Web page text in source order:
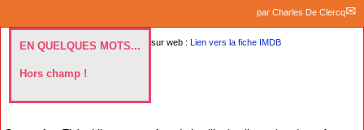
par Charles De Clercq
EN QUELQUES MOTS...
Hors champ !
sur web : Lien vers la fiche IMDB